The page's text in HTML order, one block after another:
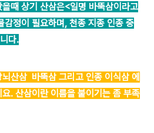
때 상기 산삼은<일명 바뚝삼이라고
감정이 필요하며, 천종 지종 인종 중
다.
산삼 바뚝삼 그리고 인종 이식삼 에
. 산삼이란 이름을 붙이기는 좀 부족